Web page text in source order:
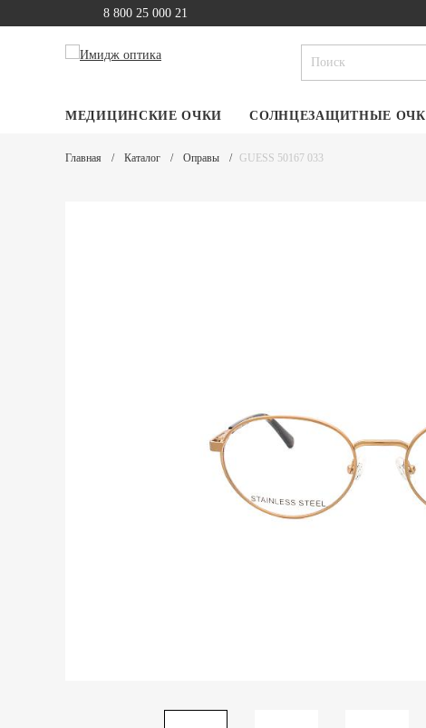
8 800 25 000 21
МЕДИЦИНСКИЕ ОЧКИ СОЛНЦЕЗАЩИТНЫЕ
Главная Каталог Оправы GUESS 50167 033